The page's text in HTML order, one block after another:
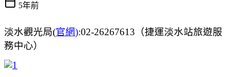
5年前
淡水觀光局(官網):02-26267613（捷運淡水站旅遊服
務中心）